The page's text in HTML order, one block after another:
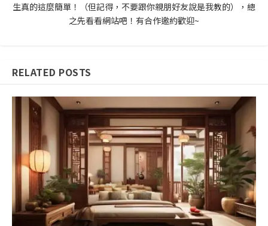
生真的這麼簡單！（但記得，不要跟你親朋好友說是我教的），總
之先看看網站吧！有合作邀約歡迎~
RELATED POSTS